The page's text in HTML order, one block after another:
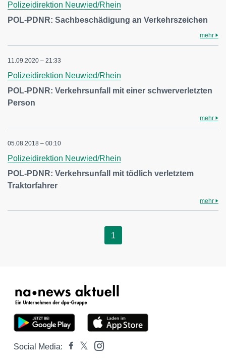
Polizeidirektion Neuwied/Rhein
POL-PDNR: Sachbeschädigung an Verkehrszeichen
mehr
11.09.2020 – 21:33
Polizeidirektion Neuwied/Rhein
POL-PDNR: Verkehrsunfall mit einer schwerverletzten
Person
mehr
05.08.2018 – 00:10
Polizeidirektion Neuwied/Rhein
POL-PDNR: Verkehrsunfall mit tödlich verletztem
Traktorfahrer
mehr
1
Social Media: